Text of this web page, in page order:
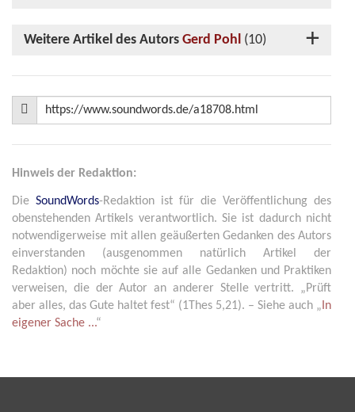
Weitere Artikel des Autors Gerd Pohl (10)
Hinweis der Redaktion:
Die SoundWords-Redaktion ist für die Veröffentlichung des
obenstehenden Artikels verantwortlich. Sie ist dadurch nicht
notwendigerweise mit allen geäußerten Gedanken des Autors
einverstanden (ausgenommen natürlich Artikel der
Redaktion) noch möchte sie auf alle Gedanken und Praktiken
verweisen, die der Autor an anderer Stelle vertritt. „Prüft
aber alles, das Gute haltet fest“ (1Thes 5,21). – Siehe auch „ In
eigener Sache ...“